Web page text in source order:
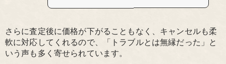
さらに査定後に価格が下がることもなく、キャンセルも柔
軟に対応してくれるので、「トラブルとは無縁だった」と
いう声も多く寄せられています。